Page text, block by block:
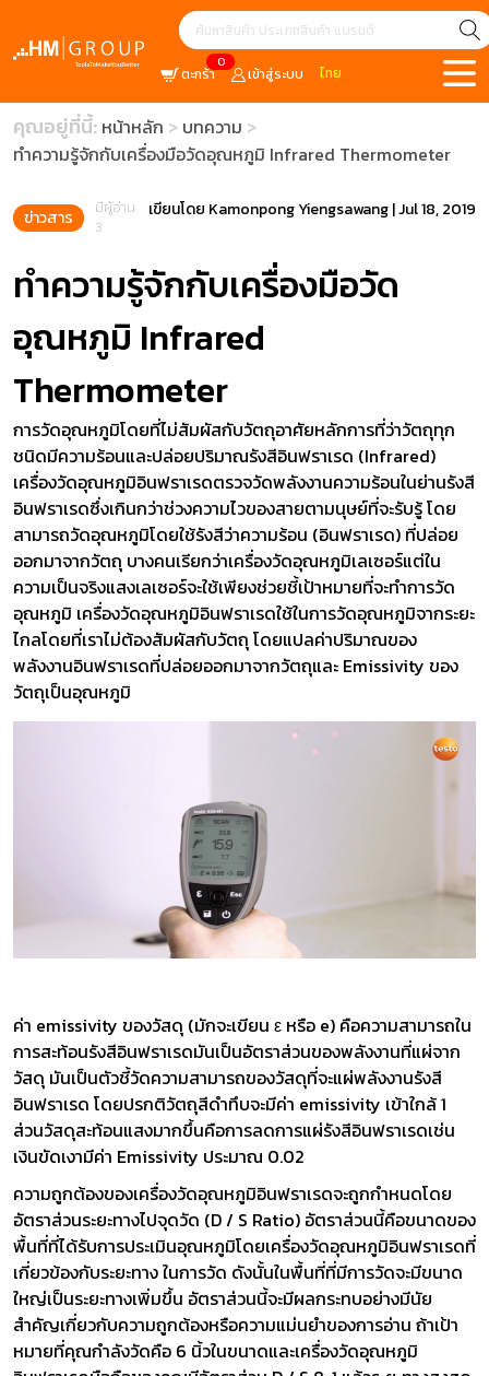
0
ตะกร้า เข้าสู่ระบบ ไทย
คุณอยู่ที่นี้: หน้าหลัก
บทความ
ทำความรู้จักกับเครื่องมือวัดอุณหภูมิ Infrared Thermometer
ข่าวสาร
มีผู้อ่าน
3
เขียนโดย Kamonpong Yiengsawang|Jul 18, 2019
ทำความรู้จักกับเครื่องมือวัด
อุณหภูมิ Infrared
Thermometer
การวัดอุณหภูมิโดยที่ไม่สัมผัสกับวัตถุอาศัยหลักการที่ว่าวัตถุทุก
ชนิดมีความร้อนและปล่อยปริมาณรังสีอินฟราเรด (Infrared)
เครื่องวัดอุณหภูมิอินฟราเรดตรวจวัดพลังงานความร้อนในย่านรังสี
อินฟราเรดซึ่งเกินกว่าช่วงความไวของสายตามนุษย์ที่จะรับรู้ โดย
สามารถวัดอุณหภูมิโดยใช้รังสีว่าความร้อน (อินฟราเรด) ที่ปล่อย
ออกมาจากวัตถุ บางคนเรียกว่าเครื่องวัดอุณหภูมิเลเซอร์แต่ใน
ความเป็นจริงแสงเลเซอร์จะใช้เพียงช่วยชี้เป้าหมายที่จะทำการวัด
อุณหภูมิ เครื่องวัดอุณหภูมิอินฟราเรดใช้ในการวัดอุณหภูมิจากระยะ
ไกลโดยที่เราไม่ต้องสัมผัสกับวัตถุ โดยแปลค่าปริมาณของ
พลังงานอินฟราเรดที่ปล่อยออกมาจากวัตถุและ Emissivity ของ
วัตถุเป็นอุณหภูมิ
ค่า emissivity ของวัสดุ (มักจะเขียน ε หรือ e) คือความสามารถใน
การสะท้อนรังสีอินฟราเรดมันเป็นอัตราส่วนของพลังงานที่แผ่จาก
วัสดุ มันเป็นตัวชี้วัดความสามารถของวัสดุที่จะแผ่พลังงานรังสี
อินฟราเรด โดยปรกติวัตถุสีดำทึบจะมีค่า emissivity เข้าใกล้ 1
ส่วนวัสดุสะท้อนแสงมากขึ้นคือการลดการแผ่รังสีอินฟราเรดเช่น
เงินขัดเงามีค่า Emissivity ประมาณ 0.02
ความถูกต้องของเครื่องวัดอุณหภูมิอินฟราเรดจะถูกกำหนดโดย
อัตราส่วนระยะทางไปจุดวัด (D / S Ratio) อัตราส่วนนี้คือขนาดของ
พื้นที่ที่ได้รับการประเมินอุณหภูมิโดยเครื่องวัดอุณหภูมิอินฟราเรดที่
เกี่ยวข้องกับระยะทาง ในการวัด ดังนั้นในพื้นที่ที่มีการวัดจะมีขนาด
ใหญ่เป็นระยะทางเพิ่มขึ้น อัตราส่วนนี้จะมีผลกระทบอย่างมีนัย
สำคัญเกี่ยวกับความถูกต้องหรือความแม่นยำของการอ่าน ถ้าเป้า
หมายที่คุณกำลังวัดคือ 6 นิ้วในขนาดและเครื่องวัดอุณหภูมิ